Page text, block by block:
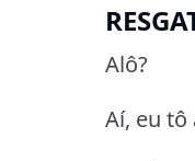
Alô?
Aí, eu